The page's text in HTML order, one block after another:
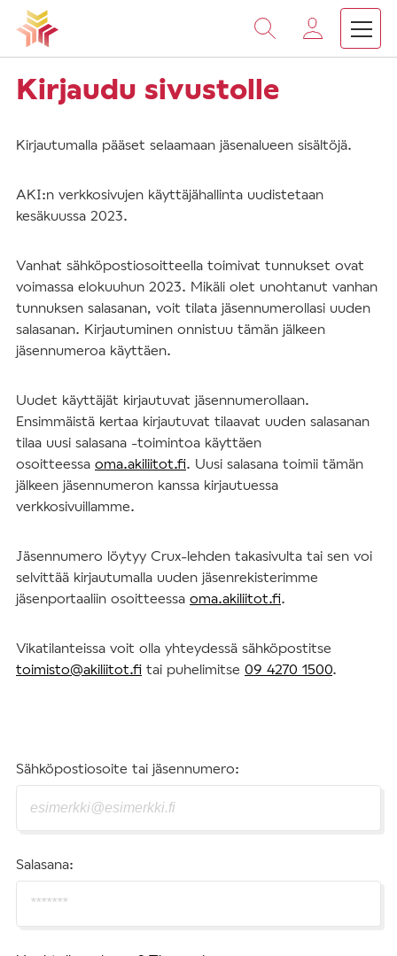
Vieritä
sisältöön
Kirjaudu sivustolle
Kirjautumalla pääset selaamaan jäsenalueen sisältöjä.
AKI:n verkkosivujen käyttäjähallinta uudistetaan
kesäkuussa 2023.
Vanhat sähköpostiosoitteella toimivat tunnukset ovat
voimassa elokuuhun 2023. Mikäli olet unohtanut vanhan
tunnuksen salasanan, voit tilata jäsennumerollasi uuden
salasanan. Kirjautuminen onnistuu tämän jälkeen
jäsennumeroa käyttäen.
Uudet käyttäjät kirjautuvat jäsennumerollaan.
Ensimmäistä kertaa kirjautuvat tilaavat uuden salasanan
tilaa uusi salasana -toimintoa käyttäen
osoitteessa oma.akiliitot.fi. Uusi salasana toimii tämän
jälkeen jäsennumeron kanssa kirjautuessa
verkkosivuillamme.
Jäsennumero löytyy Crux-lehden takasivulta tai sen voi
selvittää kirjautumalla uuden jäsenrekisterimme
jäsenportaaliin osoitteessa oma.akiliitot.fi.
Vikatilanteissa voit olla yhteydessä sähköpostitse
toimisto@akiliitot.fi tai puhelimitse 09 4270 1500.
Sähköpostiosoite tai jäsennumero:
Salasana: